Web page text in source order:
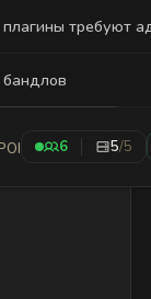
6 5/5
требуют